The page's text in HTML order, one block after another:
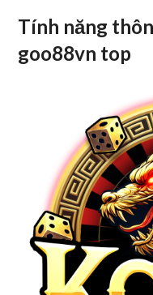
Tính năng
goo88vn top